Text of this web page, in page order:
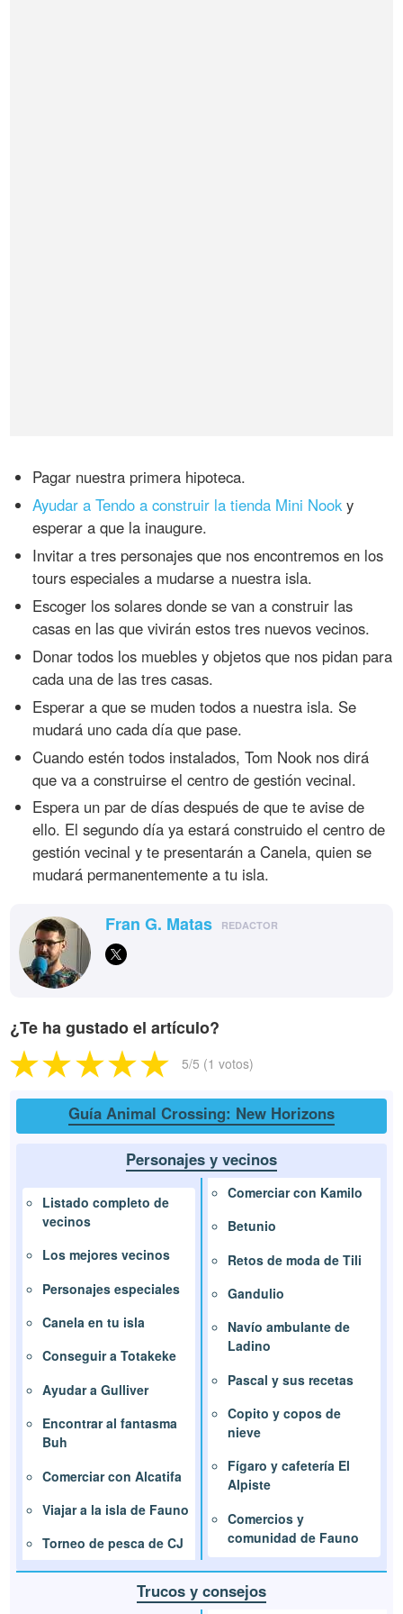
Pagar nuestra primera hipoteca.
Ayudar a Tendo a construir la tienda Mini Nooky
esperar a que la inaugure.
Invitar a tres personajes que nos encontremos en los
tours especiales a mudarse a nuestra isla.
Escoger los solares donde se van a construir las
casas en las que vivirán estos tres nuevos vecinos.
Donar todos los muebles y objetos que nos pidan para
cada una de las tres casas.
Esperar a que se muden todos a nuestra isla. Se
mudará uno cada día que pase.
Cuando estén todos instalados, Tom Nook nos dirá
que va a construirse el centro de gestión vecinal.
Espera un par de días después de que te avise de
ello. El segundo día ya estará construido el centro de
gestión vecinal y te presentarán a Canela, quien se
mudará permanentemente a tu isla.
Fran G. Matas REDACTOR
¿Te ha gustado el artículo?
5/5 (1 votos)
Guía Animal Crossing: New Horizons
Personajes y vecinos
Listado completo de
vecinos
Los mejores vecinos
Personajes especiales
Canela en tu isla
Conseguir a Totakeke
Ayudar a Gulliver
Encontrar al fantasma
Buh
Comerciar con Alcatifa
Viajar a la isla de Fauno
Torneo de pesca de CJ
Comerciar con Kamilo
Betunio
Retos de moda de Tili
Gandulio
Navío ambulante de
Ladino
Pascal y sus recetas
Copito y copos de
nieve
Fígaro y cafetería El
Alpiste
Comercios y
comunidad de Fauno
Trucos y consejos